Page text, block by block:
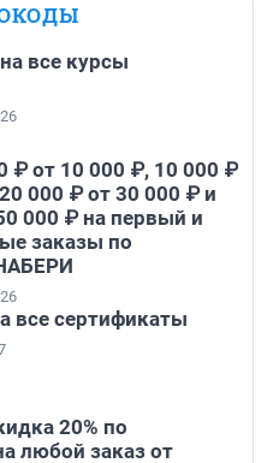
все курсы
₽ от 10 000 ₽, 10 000 ₽
000 ₽ от 30 000 ₽ и
000 ₽ на первый и
заказы по
все сертификаты
20% по
любой заказ от